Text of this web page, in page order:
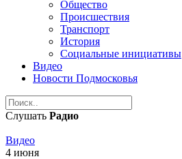
Общество
Происшествия
Транспорт
История
Социальные инициативы
Видео
Новости Подмосковья
Слушать Радио
Видео
4 июня